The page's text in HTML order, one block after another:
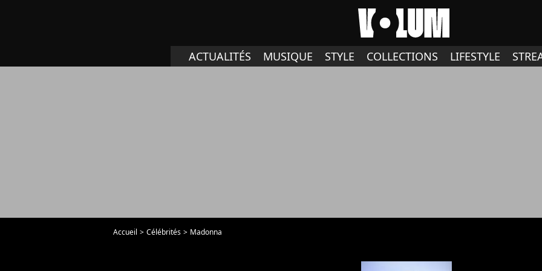
ACTUALITÉS MUSIQUE STYLE COLLECTIONS LIFESTYLE
Accueil Célébrités Madonna